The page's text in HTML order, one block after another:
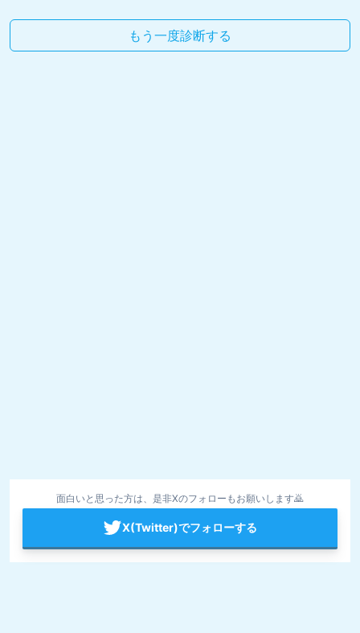
もう一度診断する
面白いと思った方は、是非Xのフォローもお願いします🙇
X(Twitter)でフォローする